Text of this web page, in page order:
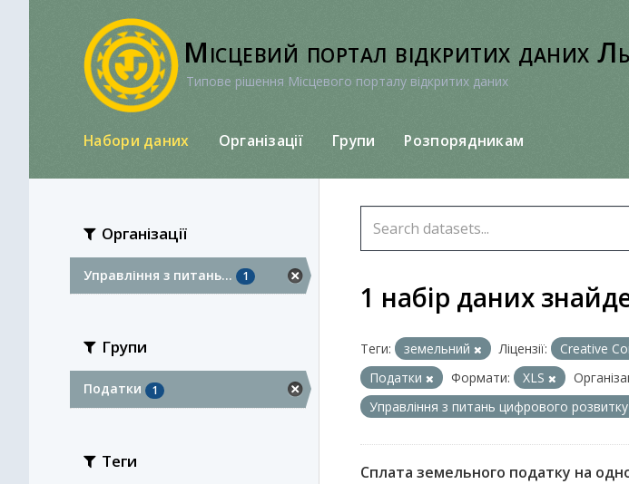
Місцевий портал відкритих даних
Типове рішення Місцевого порталу відкритих даних
Набори даних Організації Групи Розпорядникам
Організації
Управління з питань... 1
Групи
Податки 1
Теги
1 набір даних
Теги: земельний Ліцензії: Creative
Податки
Формати: XLS
Управління з питань цифрового розвитку
Сплата земельного податку на